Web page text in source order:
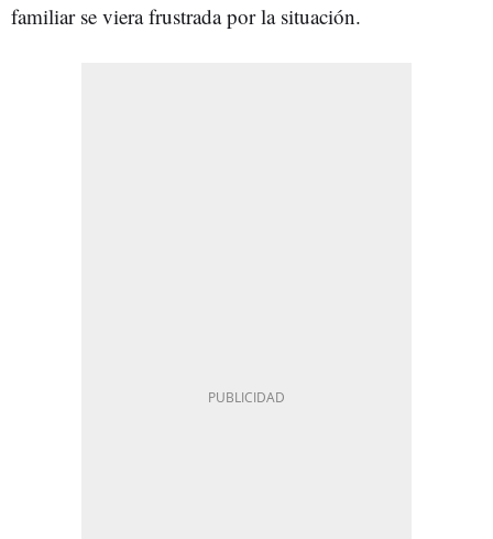
familiar se viera frustrada por la situación.